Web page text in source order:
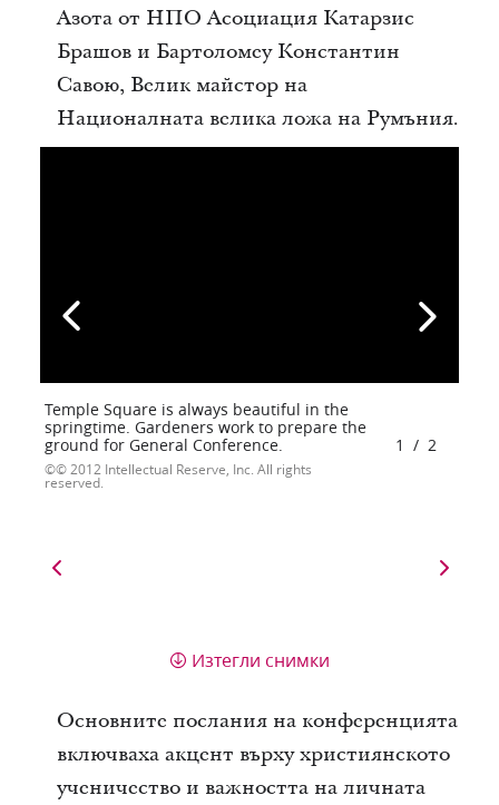
Азота от НПО Асоциация Катарзис
Брашов и Бартоломеу Константин
Савою, Велик майстор на
Националната велика ложа на Румъния.
Temple Square is always beautiful in the
springtime. Gardeners work to prepare the
ground for General Conference.
© 2012 Intellectual Reserve, Inc. All rights
reserved.
1 / 2
Изтегли снимки
Основните послания на конференцията
включваха акцент върху християнското
ученичество и важността на личната